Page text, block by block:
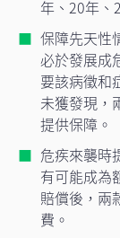
年、20年、
保障先天性
必於發展成
要該病徵和
未獲發現，
提供保障。
危疾來襲時
有可能成為
賠償後，兩
費。